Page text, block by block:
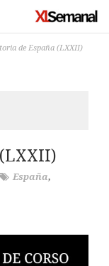
de España (LXXII)
España,